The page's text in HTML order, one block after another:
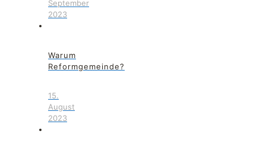
September
2023
Warum
Reformgemeinde?
15.
August
2023